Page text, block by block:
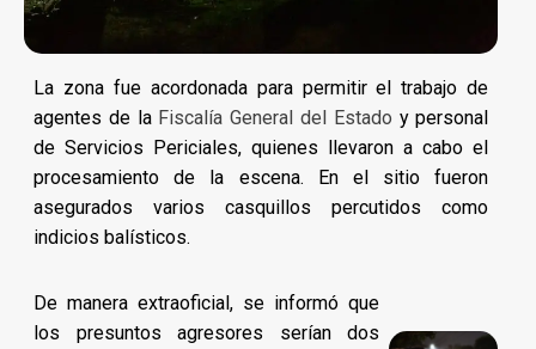
La zona fue acordonada para permitir el trabajo de
agentes de la Fiscalía General del Estado y personal
de Servicios Periciales, quienes llevaron a cabo el
procesamiento de la escena. En el sitio fueron
asegurados varios casquillos percutidos como
indicios balísticos.
De manera extraoficial, se informó que
los presuntos agresores serían dos